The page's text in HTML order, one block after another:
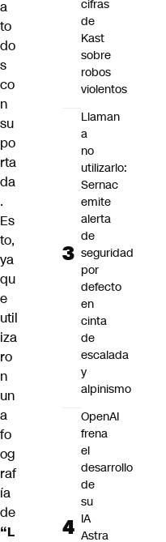
a
to
do
s
co
n
su
po
rta
da
.
Es
to,
ya
qu
e
util
iza
ro
n
un
a
fo
og
raf
ía
de
“L
cifras
de
Kast
sobre
robos
violentos
Llaman
a
no
utilizarlo:
Sernac
emite
alerta
de
seguridad
por
defecto
en
cinta
de
escalada
y
alpinismo
OpenAI
frena
el
desarrollo
de
su
IA
Astra